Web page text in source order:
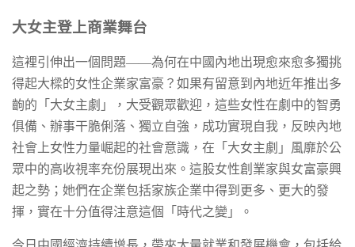
大女主登上商業舞台
這裡引伸出一個問題——為何在中國內地出現愈來愈多獨挑
得起大樑的女性企業家富豪？如果有留意到內地近年推出多
齣的「大女主劇」，大受觀眾歡迎，這些女性在劇中的智勇
俱備、辦事干脆俐落、獨立自強，成功實現自我，反映內地
社會上女性力量崛起的社會意識，在「大女主劇」風靡於公
眾中的高收視率充份展現出來。這股女性創業家與女富豪興
起之勢；她們在企業包括家族企業中得到更多、更大的發
揮，實在十分值得注意這個「時代之變」。